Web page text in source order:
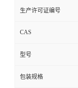
生产许可证编号
CAS
型号
包装规格